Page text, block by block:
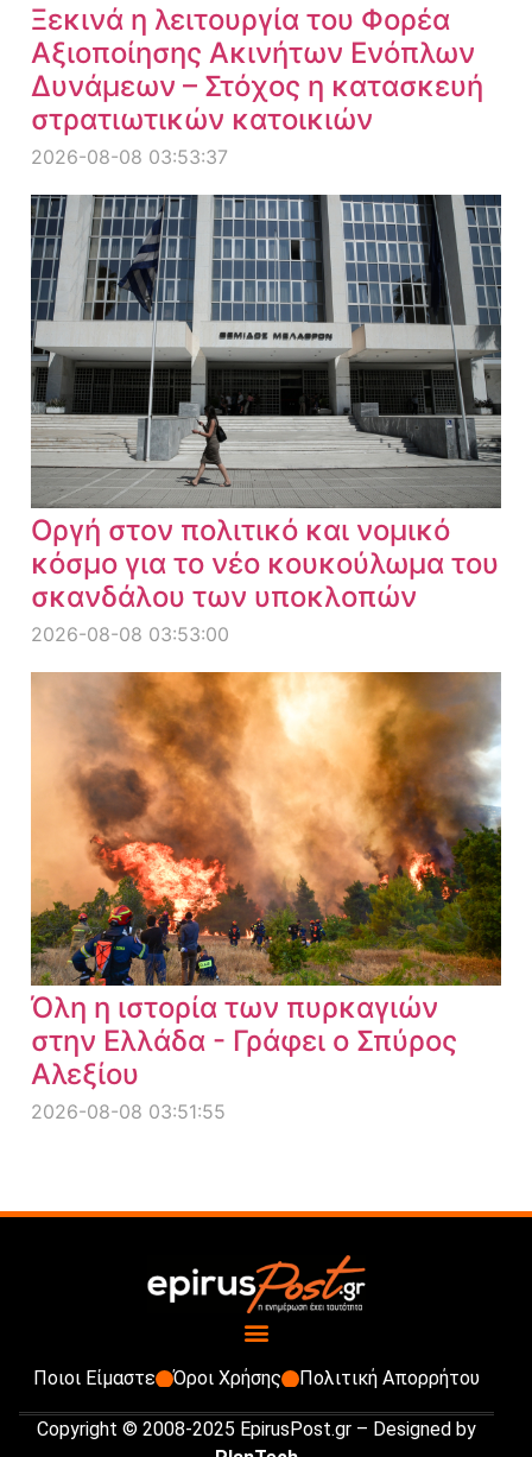
Ξεκινά η λειτουργία του Φορέα
Αξιοποίησης Ακινήτων Ενόπλων
Δυνάμεων – Στόχος η κατασκευή
στρατιωτικών κατοικιών
2026-08-08 03:53:37
Οργή στον πολιτικό και νομικό
κόσμο για το νέο κουκούλωμα του
σκανδάλου των υποκλοπών
2026-08-08 03:53:00
Όλη η ιστορία των πυρκαγιών
στην Ελλάδα - Γράφει ο Σπύρος
Αλεξίου
2026-08-08 03:51:55
Ποιοι Είμαστε Όροι Χρήσης Πολιτική Απορρήτου
Copyright © 2008-2025 EpirusPost.gr – Designed by